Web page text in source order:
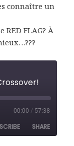
connaître un
FLAG? À
00:00 / 57:38
SHARE